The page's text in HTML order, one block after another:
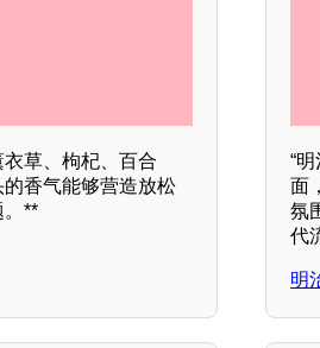
草、枸杞、百合
香气能够营造放松
。**
“
面
氛
代
明